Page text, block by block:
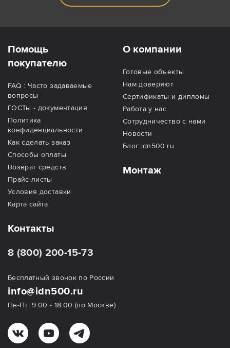
Помощь
покупателю
FAQ : Часто задаваемые
вопросы
ГОСТы - документация
Политика
конфиденциальности
Как сделать заказ
Способы оплаты
Возврат средств
Прайс-листы
Условия доставки
Карта сайта
О компании
Готовые объекты
Нам доверяют
Сертификаты и дипломы
Работа у нас
Сотрудничество с нами
Новости
Блог idn500.ru
Монтаж
Контакты
8 (800) 200-15-73
Бесплатный звонок по России
info@idn500.ru
Пн-Пт: 9:00 - 18:00 (по Москве)